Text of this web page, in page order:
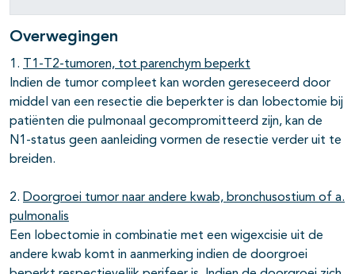
Overwegingen
1.
T1-T2-tumoren, tot parenchym beperkt
Indien de tumor compleet kan worden gereseceerd door
middel van een resectie die beperkter is dan lobectomie bij
patiënten die pulmonaal gecompromitteerd zijn, kan de
N1-status geen aanleiding vormen de resectie verder uit te
breiden.
2. Doorgroei tumor naar andere kwab, bronchusostium of a.
pulmonalis
Een lobectomie in combinatie met een wigexcisie uit de
andere kwab komt in aanmerking indien de doorgroei